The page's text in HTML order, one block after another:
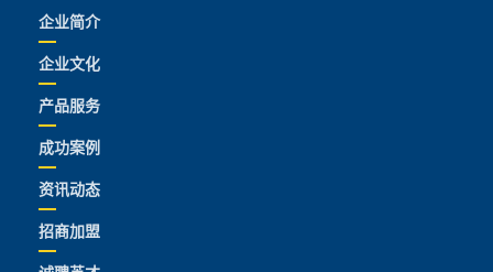
企业简介
企业文化
产品服务
成功案例
资讯动态
招商加盟